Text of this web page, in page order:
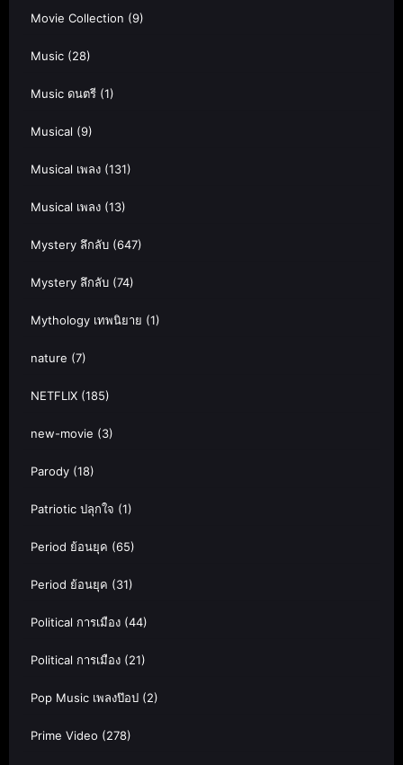
Movie Collection (9)
Music (28)
Music ดนตรี (1)
Musical (9)
Musical เพลง (131)
Musical เพลง (13)
Mystery ลึกลับ (647)
Mystery ลึกลับ (74)
Mythology เทพนิยาย (1)
nature (7)
NETFLIX (185)
new-movie (3)
Parody (18)
Patriotic ปลุกใจ (1)
Period ย้อนยุค (65)
Period ย้อนยุค (31)
Political การเมือง (44)
Political การเมือง (21)
Pop Music เพลงป๊อป (2)
Prime Video (278)